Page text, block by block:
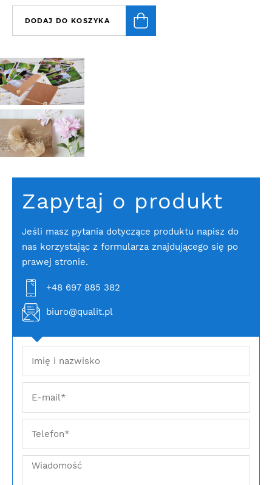
DODAJ DO KOSZYKA
Zapytaj o produkt
Jeśli masz pytania dotyczące produktu napisz do
nas korzystając z formularza znajdującego się po
prawej stronie.
+48 697 885 382
biuro@qualit.pl